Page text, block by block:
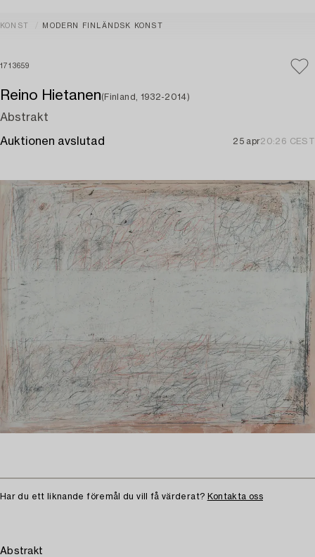
KONST MODERN FINLÄNDSK KONST
1713659
Reino Hietanen(Finland, 1932-2014)
Abstrakt
Auktionen avslutad 25 apr20:26 CEST
Har du ett liknande föremål du vill få värderat? Kontakta oss
Abstrakt